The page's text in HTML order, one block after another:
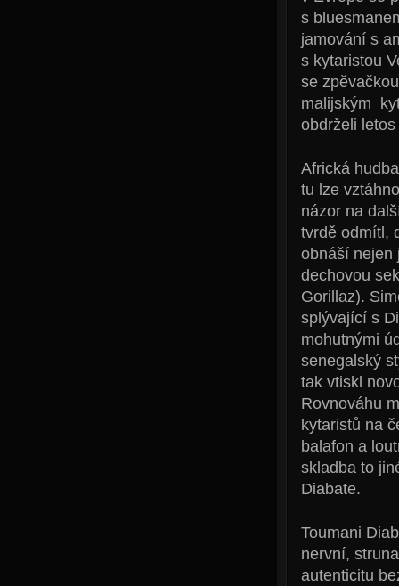
s
jamování s
s kytaristou
se
malijským
obdrželi
Africká
tu lze
názor na
tvrdě odmítl,
obnáší nejen
dechovou
Gorillaz).
splývající s
mohutnými
senegalský
tak vtiskl
Rovnováhu
kytaristů na
balafon a
skladba to
Diabate.
Toumani
nervní,
autenticitu